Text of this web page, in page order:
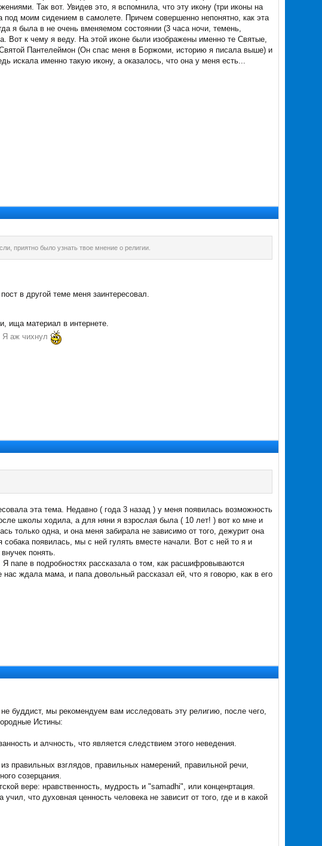
Так вот. Увидев это, я вспомнила, что эту икону (три иконы на
моим сидением в самолете. Причем совершенно непонятно, как эта
я была в не очень вменяемом состоянии (3 часа ночи, темень,
Вот к чему я веду. На этой иконе были изображены именно те Святые,
Пантелеймон (Он спас меня в Боржоми, историю я писала выше) и
именно такую икону, а оказалось, что она у меня есть...
приятно было узнать твое мнение о религии.
в другой теме меня заинтересовал.
ища материал в интернете.
Я аж чихнул
эта тема. Недавно ( года 3 назад ) у меня появилась возможность
школы ходила, а для няни я взрослая была ( 10 лет! ) вот ко мне и
только одна, и она меня забирала не зависимо от того, дежурит она
появилась, мы с ней гулять вместе начали. Вот с ней то я и
понять.
папе в подробностях рассказала о том, как расшифровываются
ждала мама, и папа довольный рассказал ей, что я говорю, как в его
буддист, мы рекомендуем вам исследовать эту религию, после чего,
Истины:
и алчность, что является следствием этого неведения.
правильных взглядов, правильных намерений, правильной речи,
созерцания.
вере: нравственность, мудрость и "samadhi", или конценртация.
что духовная ценность человека не зависит от того, где и в какой